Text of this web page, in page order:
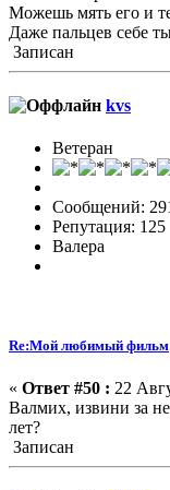
Можешь мять его и
Даже пальцев себе
Записан
kvs
Ветеран
Сообщений:
Репутация: 125
Валера
Re:Мой любимый фильм
« Ответ #50 : 22
Валмих, извини за
лет?
Записан